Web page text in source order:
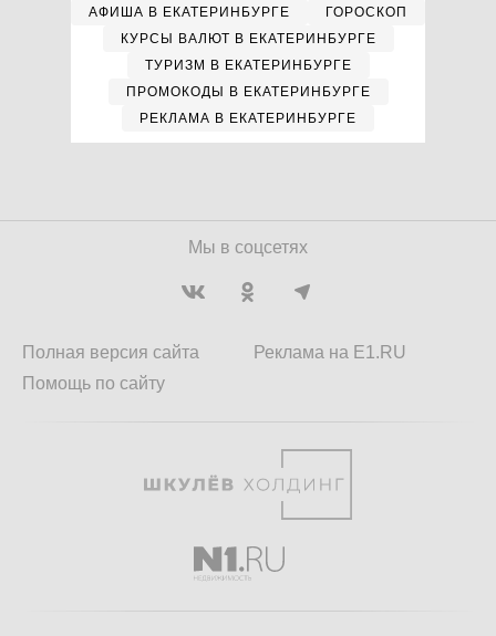
АФИША В ЕКАТЕРИНБУРГЕ
ГОРОСКОП
КУРСЫ ВАЛЮТ В ЕКАТЕРИНБУРГЕ
ТУРИЗМ В ЕКАТЕРИНБУРГЕ
ПРОМОКОДЫ В ЕКАТЕРИНБУРГЕ
РЕКЛАМА В ЕКАТЕРИНБУРГЕ
Мы в соцсетях
Полная версия сайта
Помощь по сайту
Реклама на E1.RU